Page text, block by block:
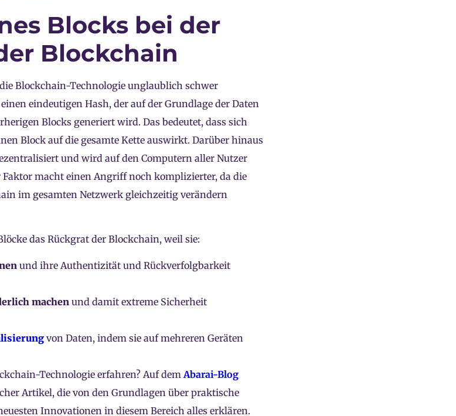
Blocks bei der
Blockchain
Blockchain-Technologie unglaublich schwer
eindeutigen Hash, der auf der Grundlage der Daten
Blocks generiert wird. Das bedeutet, dass sich
Block auf die gesamte Kette auswirkt. Darüber hinaus
und wird auf den Computern aller Nutzer
Faktor macht einen Angriff noch komplizierter, da die
im gesamten Netzwerk gleichzeitig verändern
das Rückgrat der Blockchain, weil sie:
und ihre Authentizität und Rückverfolgbarkeit
machen und damit extreme Sicherheit
von Daten, indem sie auf mehreren Geräten
Technologie erfahren? Auf demAbarai-Blog
Artikel, die von den Grundlagen über praktische
Innovationen in diesem Bereich alles erklären.